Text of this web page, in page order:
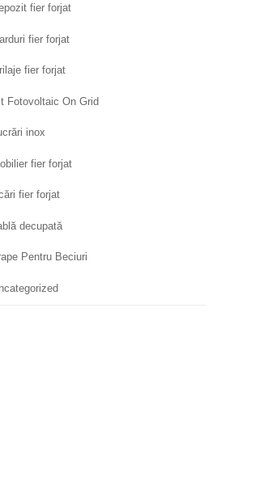
fier forjat
fier forjat
fier forjat
Fotovoltaic On Grid
inox
fier forjat
fier forjat
decupată
Pentru Beciuri